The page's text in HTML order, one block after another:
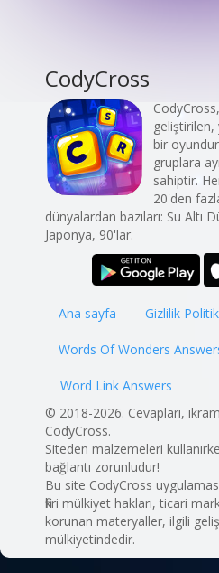
CodyCross
geliştirilen,
bir
gruplara
sahiptir.
20'den
dünyalardan bazıları: Su Altı
Japonya, 90'lar.
Ana sayfa Gizlilik
Words Of Wonders
Word Link Answers
© 2018-2026. Cevapları,
CodyCross.
Siteden malzemeleri
bağlantı zorunludur!
Bu site CodyCross
fikri mülkiyet hakları, ticari
korunan materyaller, ilgili
mülkiyetindedir.